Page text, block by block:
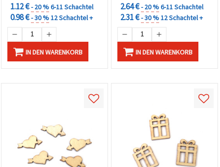
1.12 €- 20 %6-11 Schachtel
0.98 €- 30 %12 Schachtel +
IN DEN WARENKORB
2.64 €- 20 %6-11 Schachtel
2.31 €- 30 %12 Schachtel +
IN DEN WARENKORB